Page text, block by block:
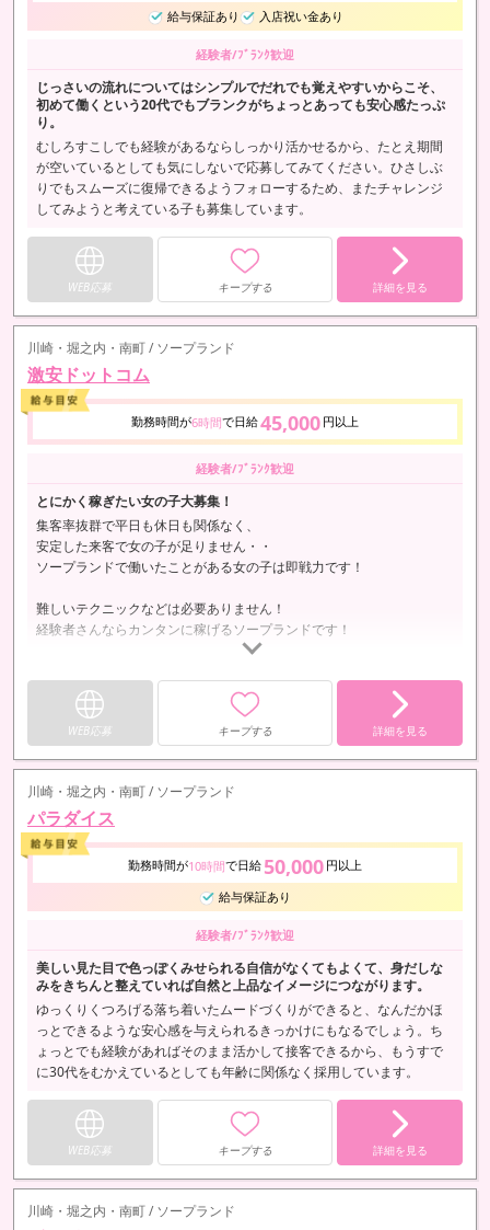
給与保証あり
入店祝い金あり
経験者/ﾌﾞﾗﾝｸ歓迎
じっさいの流れについてはシンプルでだれでも覚えやすいからこそ、
初めて働くという20代でもブランクがちょっとあっても安心感たっぷ
り。
むしろすこしでも経験があるならしっかり活かせるから、たとえ期間
が空いているとしても気にしないで応募してみてください。ひさしぶ
りでもスムーズに復帰できるようフォローするため、またチャレンジ
してみようと考えている子も募集しています。
WEB応募 キープする 詳細を見る
川崎・堀之内・南町 / ソープランド
激安ドットコム
勤務時間が6時間で日給45,000 円以上
経験者/ﾌﾞﾗﾝｸ歓迎
とにかく稼ぎたい女の子大募集！
集客率抜群で平日も休日も関係なく、
安定した来客で女の子が足りません・・
ソープランドで働いたことがある女の子は即戦力です！
難しいテクニックなどは必要ありません！
経験者さんならカンタンに稼げるソープランドです！
1日4万円稼ぎませんか？
少しでも興味を持ってくれた経験者さんからの
WEB応募 キープする 詳細を見る
川崎・堀之内・南町 / ソープランド
パラダイス
勤務時間が10時間で日給 50,000 円以上
給与保証あり
経験者/ﾌﾞﾗﾝｸ歓迎
美しい見た目で色っぽくみせられる自信がなくてもよくて、身だしな
みをきちんと整えていれば自然と上品なイメージにつながります。
ゆっくりくつろげる落ち着いたムードづくりができると、なんだかほ
っとできるような安心感を与えられるきっかけにもなるでしょう。ち
ょっとでも経験があればそのまま活かして接客できるから、もうすで
に30代をむかえているとしても年齢に関係なく採用しています。
WEB応募 キープする 詳細を見る
川崎・堀之内・南町 / ソープランド